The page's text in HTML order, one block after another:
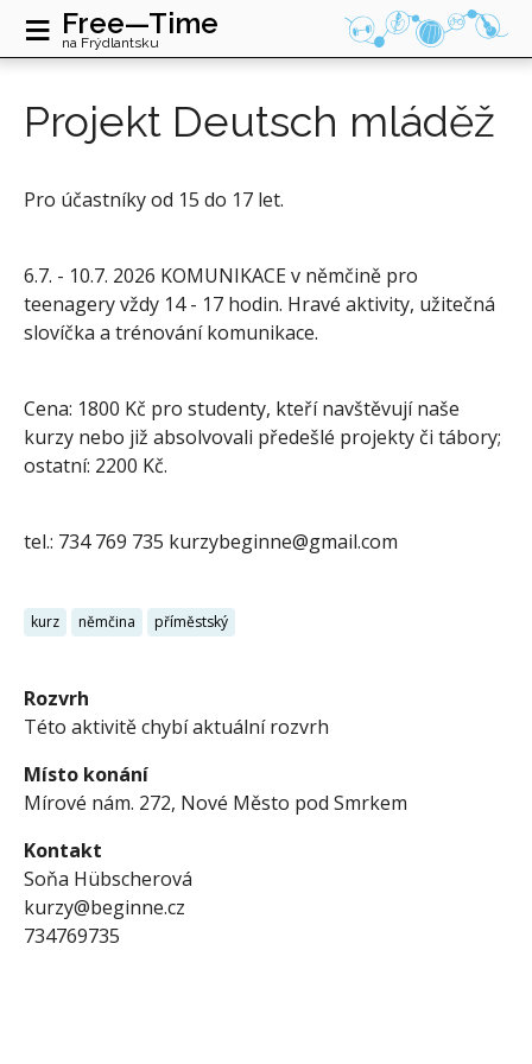
≡ Free—Time
na Frýdlantsku
Projekt Deutsch mláděž
Pro účastníky od 15 do 17 let.
6.7. - 10.7. 2026 KOMUNIKACE v němčině pro
teenagery vždy 14 - 17 hodin. Hravé aktivity, užitečná
slovíčka a trénování komunikace.
Cena: 1800 Kč pro studenty, kteří navštěvují naše
kurzy nebo již absolvovali předešlé projekty či tábory;
ostatní: 2200 Kč.
tel.: 734 769 735 kurzybeginne@gmail.com
kurz němčina příměstský
Rozvrh
Této aktivitě chybí aktuální rozvrh
Místo konání
Mírové nám. 272, Nové Město pod Smrkem
Kontakt
Soňa Hübscherová
kurzy@beginne.cz
734769735